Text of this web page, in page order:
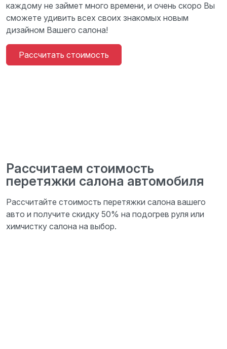
каждому не займет много времени, и очень скоро Вы
сможете удивить всех своих знакомых новым
дизайном Вашего салона!
Рассчитать стоимость
Рассчитаем стоимость
перетяжки салона автомобиля
Рассчитайте стоимость перетяжки салона вашего
авто и получите скидку 50% на подогрев руля или
химчистку салона на выбор.